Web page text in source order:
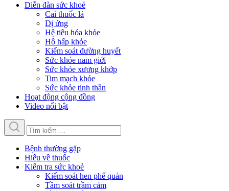
Diễn đàn sức khoẻ
Cai thuốc lá
Dị ứng
Hệ tiêu hóa khỏe
Hô hấp khỏe
Kiểm soát đường huyết
Sức khỏe nam giới
Sức khỏe xương khớp
Tim mạch khỏe
Sức khỏe tinh thần
Hoạt động cộng đồng
Video nổi bật
Bệnh thường gặp
Hiểu về thuốc
Kiểm tra sức khoẻ
Kiểm soát hen phế quản
Tầm soát trầm cảm